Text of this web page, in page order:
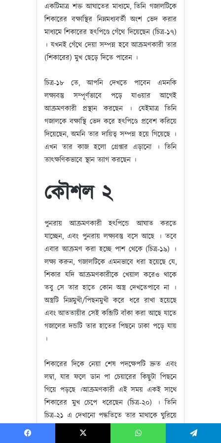
একটিমাত্র শক্ত আঘাতের মাধ্যমে, তিনি গজালটিকে
শিকারের বক্ষাস্থির নিম্নমধ্যবর্তী অংশ ভেদ করার
মাধ্যমে শিকারের হৎপিণ্ডে গেঁথে দিয়েছেন (চিত্র-১৭)
। যখনই গেঁথে দেয়া সম্পন্ন হবে আক্রমণকারী তার
(শিকারের) মুখ ছেড়ে দিতে পারেন ।
চিত্র-১৮ তে, আপনি দেখতে পাবেন এমনকি
লক্ষ্যবস্তু সম্পূর্ণভাবে পড়ে যাওয়ার আগেই
আক্রমণকারী প্রস্থান করছেন । যেইমাত্র তিনি
গজালকে বক্ষাস্থি ভেদ করে হৎপিণ্ডে প্রবেশ করিয়ে
দিয়েছেন, অমনি তার দায়িত্ব সম্পন্ন হয়ে গিয়েছে ।
এখন তার কাজ হলো গ্রেপ্তার এড়ানো । তিনি
তাৎক্ষণিকভাবে স্থান ত্যাগ করছেন ।
কৌশল ২
পুনরায় আক্রমণকারী হৎপিন্ডে আঘাত করতে
যাচ্ছেন, এবং পুনরায় লক্ষ্যবস্তু বসে আছে । তবে
এবার আক্রমণ করা হচ্ছে পাশ থেকে (চিত্র-১৯) ।
লক্ষ্য করুন, গজালটিকে এমনভাবে ধরা হয়েছে যে,
শিকার যদি আক্রমণকারীকে খেয়াল করেও থাকে
তবু সে তার হাতে কোন অস্ত্র দেখতেপাবে না ।
অস্ত্রটি নিম্নমুখী/পিছনমুখী করে ধরে রাখা হয়েছে
এবং আততায়ীর সেই কব্জিটি বাঁকা করা আছে যাতে
গজালের দন্ডটি তার হাতের পিছনে ঢাকা পড়ে যায়
।
শিকারের দিকে নেয়া শেষ পদক্ষেপটি দ্রুত এবং
লম্বা, যার ফলে ডান পা চেয়ারের কিছুটা পিছনে
গিয়ে পড়ছে ।আক্রমণকারী এই সময় একই সাথে
শিকারের মুখ চেপে ধরেছেন (চিত্র-২০) । তিনি
চিত্র-২১ এ দেখানো পদ্ধতিতে তার মাথাকে ঘুরিয়ে
দিচ্ছেন- এটা শিকারের মেরুদন্ডের সার্ভিকাল